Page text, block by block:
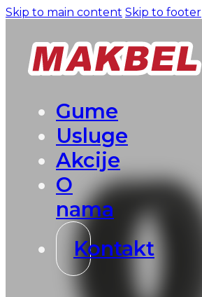
Skip to main content Skip to footer
Gume
Usluge
Akcije
O
nama
Kontakt